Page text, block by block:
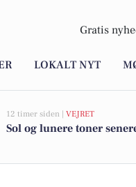
Gratis
LOKALT NYT
12 timer siden | VEJRET
Sol og lunere toner